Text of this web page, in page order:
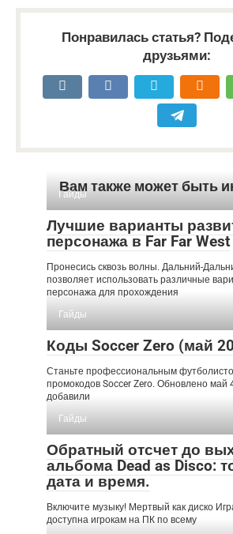
Понравилась статья?
друзьями:
Вам также может быть
Гайды
Лучшие варианты
персонажа в Far Far West
Пронесись сквозь волны. Дальний-
позволяет использовать различные
персонажа для прохождения
Гайды
Коды Soccer Zero (май
Станьте профессиональным
промокодов Soccer Zero. Обновлено май
добавили
Гайды
Обратный отсчет до
альбома Dead as Disco:
дата и время.
Включите музыку! Мертвый как диско
доступна игрокам на ПК по всему